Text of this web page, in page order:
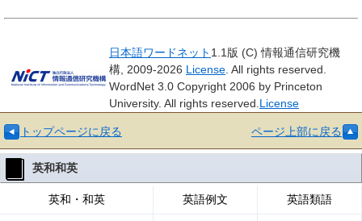
日本語ワードネット 1.1版 (C) 情報通信研究機
構, 2009-2026 License . All rights reserved.
WordNet 3.0 Copyright 2006 by Princeton
University. All rights reserved. License
トップページに戻る ページ上部に戻る
英和和英
英和・和英 英語例文 英語類語